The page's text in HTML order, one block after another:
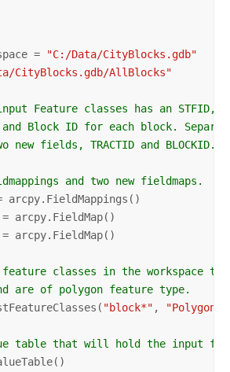
=
"C:/Data/CityBlocks.gdb"
CityBlocks.gdb/AllBlocks"
Feature classes has an
Block ID for each block.
fields, TRACTID and BLOCKID.
and two new fieldmaps.
arcpy.FieldMappings()
= arcpy.FieldMap()
= arcpy.FieldMap()
classes in the workspace
are of polygon feature type.
"block*" , "Polygon"
table that will hold the input